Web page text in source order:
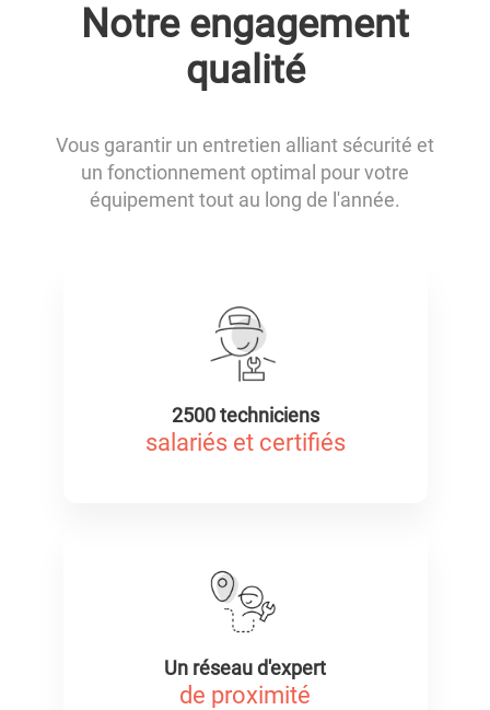
Notre engagement
qualité
Vous garantir un entretien alliant sécurité et
un fonctionnement optimal pour votre
équipement tout au long de l'année.
2500 techniciens
salariés et certifiés
Un réseau d'expert
de proximité